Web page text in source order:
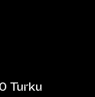
Turku